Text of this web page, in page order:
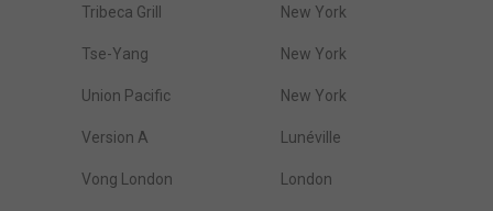
Tribeca Grill New York
Tse-Yang New York
Union Pacific New York
Version A Lunéville
Vong London London